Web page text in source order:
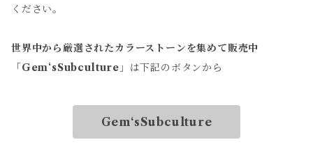
ください。
世界中から厳選されたカラーストーンを集めて販売中
「 Gem‘sSubculture 」は下記のボタンから
Gem‘sSubculture